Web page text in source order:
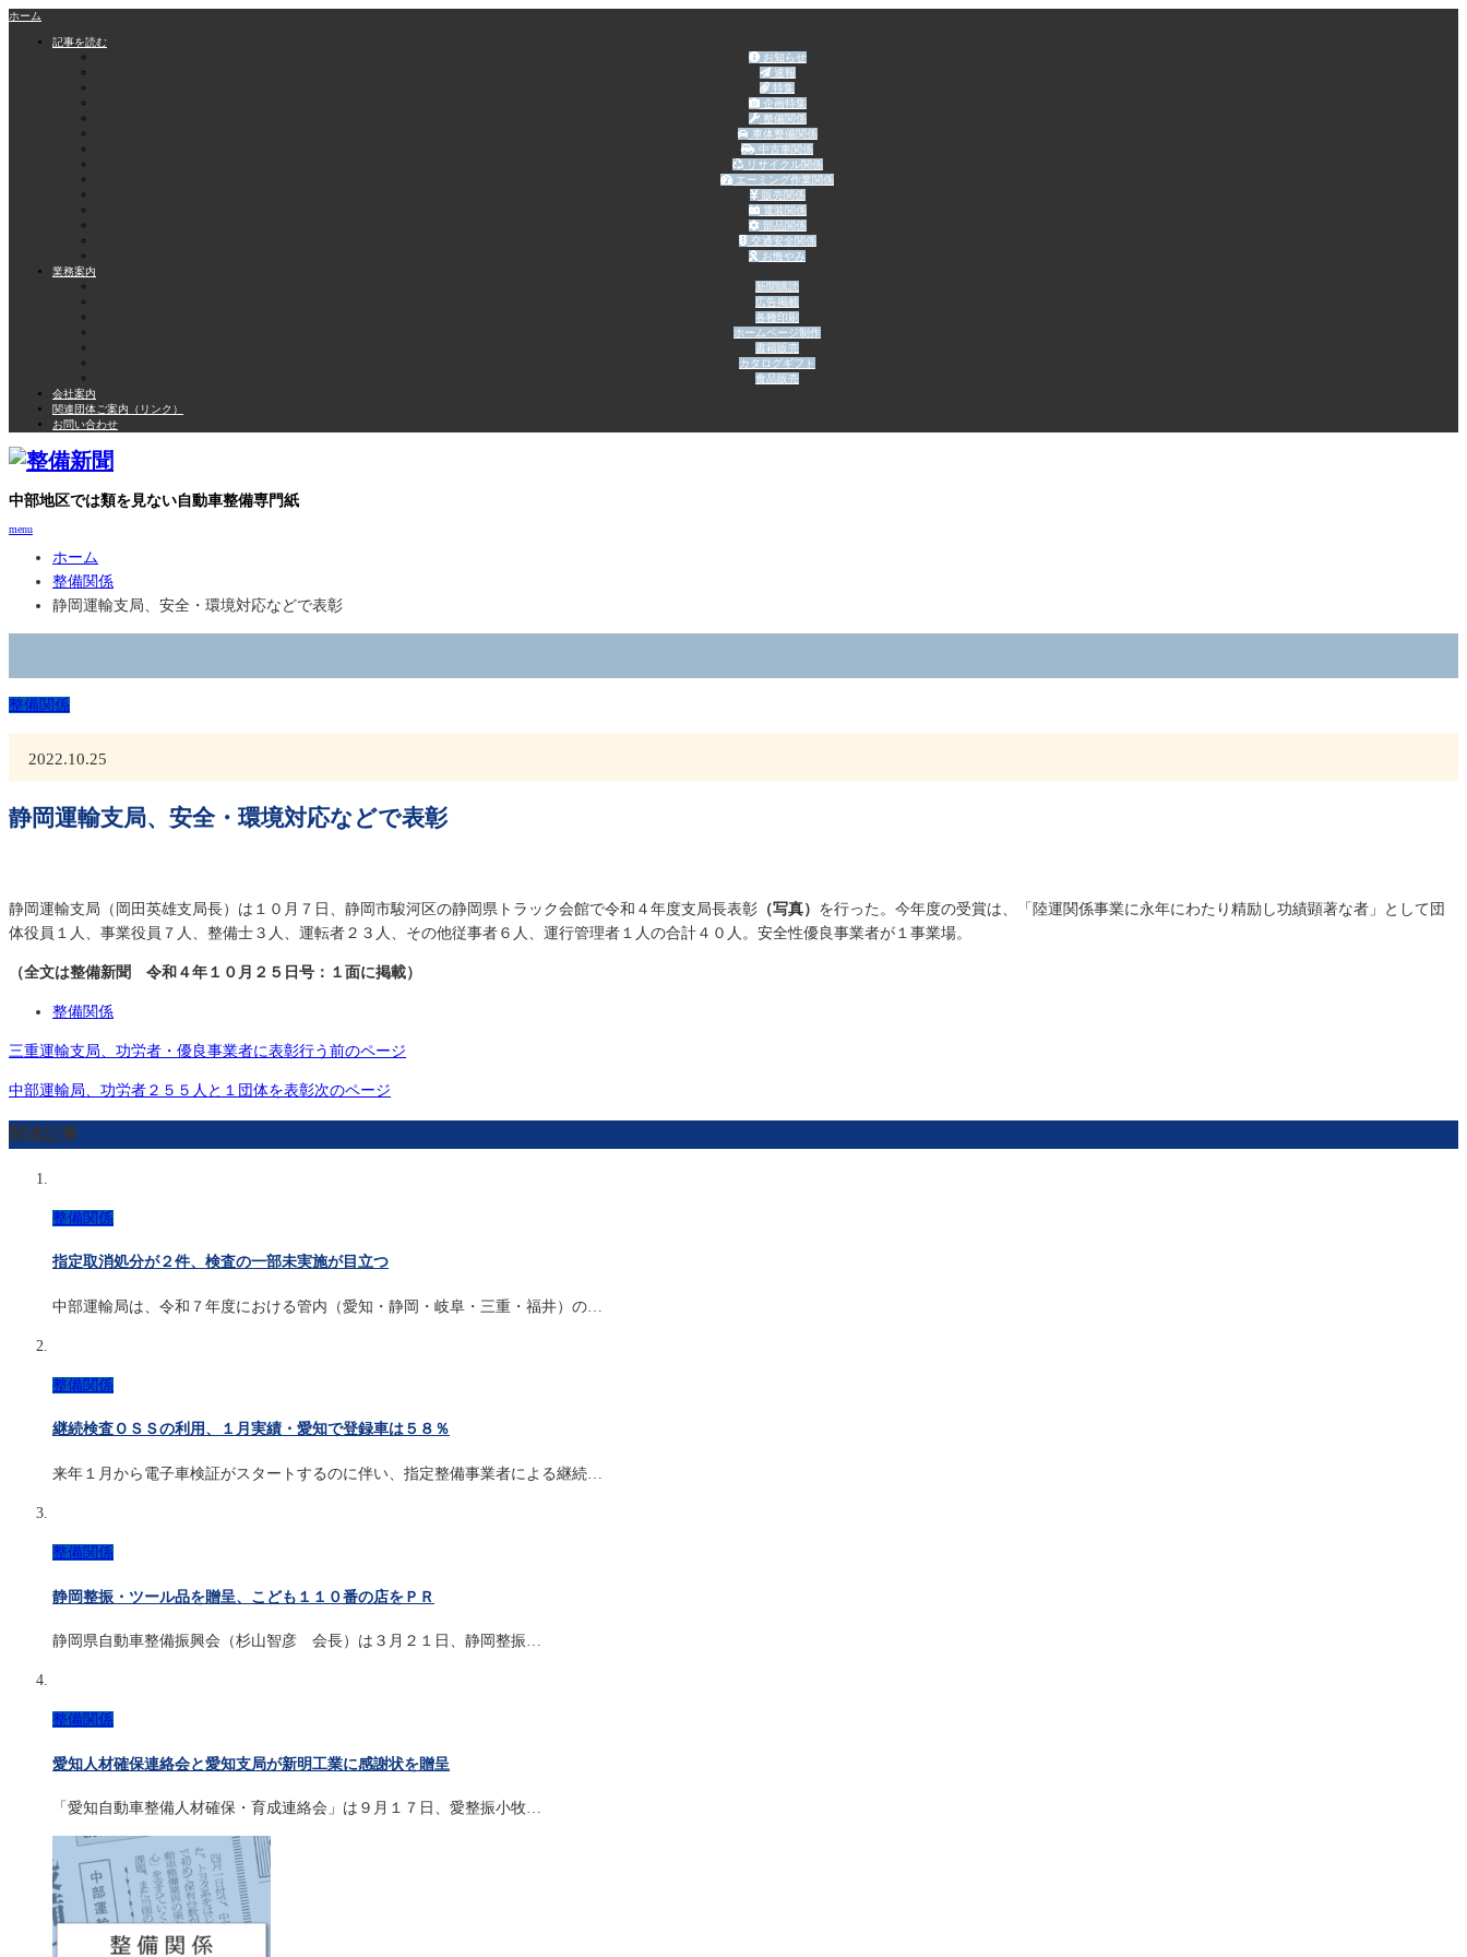
ホーム
記事を読む
お知らせ
速報
特集
企画特集
整備関係
車体整備関係
中古車関係
リサイクル関係
エーミング作業関係
販売関係
電装関係
部品関係
交通安全関係
お悔やみ
業務案内
新聞購読
広告掲載
各種印刷
ホームページ制作
書籍販売
カタログギフト
食品販売
会社案内
関連団体ご案内（リンク）
お問い合わせ
中部地区では類を見ない自動車整備専門紙
menu
ホーム
整備関係
静岡運輸支局、安全・環境対応などで表彰
整備関係
2022.10.25
静岡運輸支局、安全・環境対応などで表彰
静岡運輸支局（岡田英雄支局長）は１０月７日、静岡市駿河区の静岡県トラック会館で令和４年度支局長表彰 （写真） を行った。今年度の受賞は、「陸運関係事業に永年にわたり精励し功績顕著な者」として団
体役員１人、事業役員７人、整備士３人、運転者２３人、その他従事者６人、運行管理者１人の合計４０人。安全性優良事業者が１事業場。
（全文は整備新聞 令和４年１０月２５日号：１面に掲載）
整備関係
三重運輸支局、功労者・優良事業者に表彰行う 前のページ
中部運輸局、功労者２５５人と１団体を表彰次のページ
関連記事
整備関係
指定取消処分が２件、検査の一部未実施が目立つ
中部運輸局は、令和７年度における管内（愛知・静岡・岐阜・三重・福井）の…
整備関係
継続検査ＯＳＳの利用、１月実績・愛知で登録車は５８％
来年１月から電子車検証がスタートするのに伴い、指定整備事業者による継続…
整備関係
静岡整振・ツール品を贈呈、こども１１０番の店をＰＲ
静岡県自動車整備振興会（杉山智彦 会長）は３月２１日、静岡整振…
整備関係
愛知人材確保連絡会と愛知支局が新明工業に感謝状を贈呈
「愛知自動車整備人材確保・育成連絡会」は９月１７日、愛整振小牧…